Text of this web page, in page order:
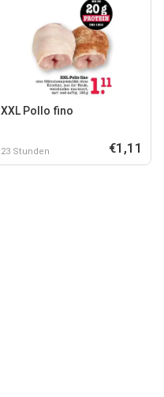
XXL Pollo fino
23 Stunden €1,11